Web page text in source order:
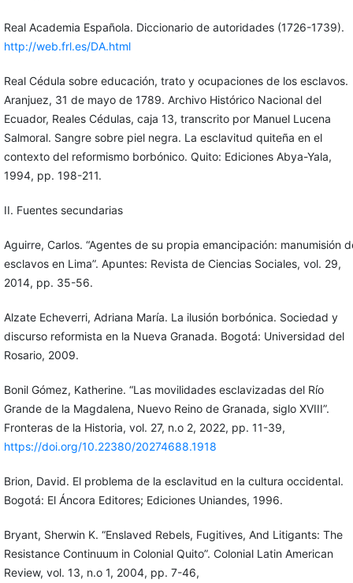
Real Academia Española. Diccionario de autoridades (1726-1739).
http://web.frl.es/DA.html
Real Cédula sobre educación, trato y ocupaciones de los esclavos.
Aranjuez, 31 de mayo de 1789. Archivo Histórico Nacional del
Ecuador, Reales Cédulas, caja 13, transcrito por Manuel Lucena
Salmoral. Sangre sobre piel negra. La esclavitud quiteña en el
contexto del reformismo borbónico. Quito: Ediciones Abya-Yala,
1994, pp. 198-211.
II. Fuentes secundarias
Aguirre, Carlos. “Agentes de su propia emancipación: manumisión
esclavos en Lima”. Apuntes: Revista de Ciencias Sociales, vol. 29,
2014, pp. 35-56.
Alzate Echeverri, Adriana María. La ilusión borbónica. Sociedad y
discurso reformista en la Nueva Granada. Bogotá: Universidad del
Rosario, 2009.
Bonil Gómez, Katherine. “Las movilidades esclavizadas del Río
Grande de la Magdalena, Nuevo Reino de Granada, siglo XVIII”.
Fronteras de la Historia, vol. 27, n.o 2, 2022, pp. 11-39,
https://doi.org/10.22380/20274688.1918
Brion, David. El problema de la esclavitud en la cultura occidental.
Bogotá: El Áncora Editores; Ediciones Uniandes, 1996.
Bryant, Sherwin K. “Enslaved Rebels, Fugitives, And Litigants: The
Resistance Continuum in Colonial Quito”. Colonial Latin American
Review, vol. 13, n.o 1, 2004, pp. 7-46,